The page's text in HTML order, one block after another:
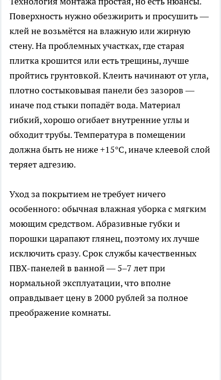
Поверхность нужно обезжирить и просушить —
клей не возьмётся на влажную или жирную
стену. На проблемных участках, где старая
плитка крошится или есть трещины, лучше
пройтись грунтовкой. Клеить начинают от угла,
плотно состыковывая панели без зазоров —
иначе под стыки попадёт вода. Материал
гибкий, хорошо огибает внутренние углы и
обходит трубы. Температура в помещении
должна быть не ниже +15°C, иначе клеевой слой
теряет адгезию.
Уход за покрытием не требует ничего
особенного: обычная влажная уборка с мягким
моющим средством. Абразивные губки и
порошки царапают глянец, поэтому их лучше
исключить сразу. Срок службы качественных
ПВХ-панелей в ванной — 5–7 лет при
нормальной эксплуатации, что вполне
оправдывает цену в 2000 рублей за полное
преображение комнаты.